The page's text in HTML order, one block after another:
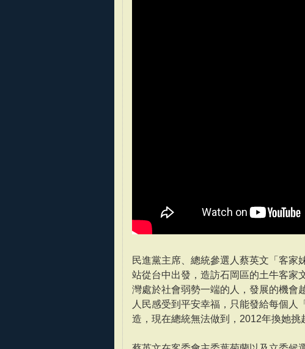
民進黨主席、總統參選人蔡英文「客家
站從台中出發，造訪石岡區的土牛客家
灣處於社會弱勢一端的人，發展的機會
人民感受到平安幸福，只能發給每個人
造，現在總統無法做到，2012年換她挑